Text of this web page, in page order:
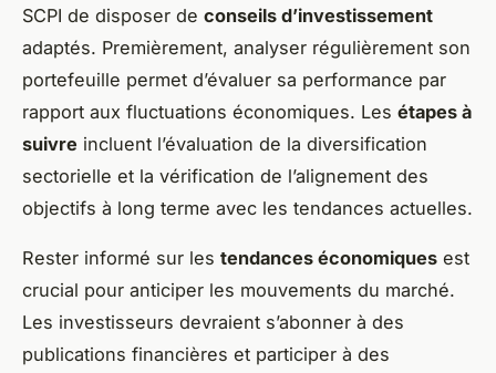
SCPI de disposer de conseils d’investissement
adaptés. Premièrement, analyser régulièrement son
portefeuille permet d’évaluer sa performance par
rapport aux fluctuations économiques. Les étapes à
suivre incluent l’évaluation de la diversification
sectorielle et la vérification de l’alignement des
objectifs à long terme avec les tendances actuelles.
Rester informé sur les tendances économiques est
crucial pour anticiper les mouvements du marché.
Les investisseurs devraient s’abonner à des
publications financières et participer à des